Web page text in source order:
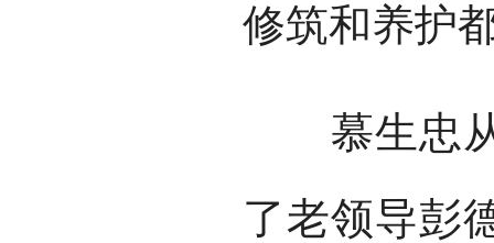
修筑和养护
慕生忠从
了老领导彭